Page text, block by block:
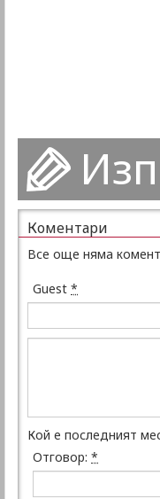
Коментари
Все още няма
Guest *
Кой е последният
Отговор: *